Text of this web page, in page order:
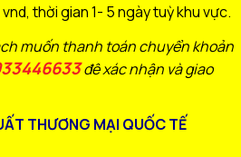
thời gian 1- 5 ngày tuỳ khu vực.
muốn thanh toán chuyển khoản
đê xác nhận và giao
THƯƠNG MẠI QUỐC TẾ